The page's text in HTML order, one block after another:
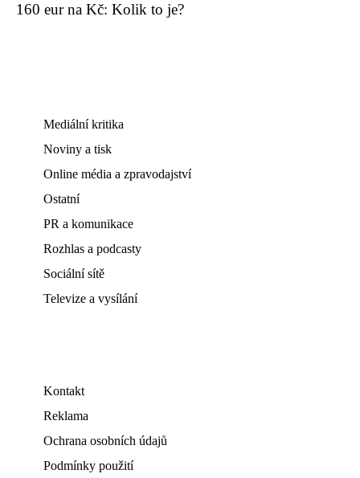
160 eur na Kč: Kolik to je?
Mediální kritika
Noviny a tisk
Online média a zpravodajství
Ostatní
PR a komunikace
Rozhlas a podcasty
Sociální sítě
Televize a vysílání
Kontakt
Reklama
Ochrana osobních údajů
Podmínky použití